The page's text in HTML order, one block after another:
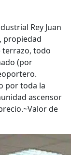
Rey Juan
propiedad
terrazo, todo
(por
por toda la
ascensor
de